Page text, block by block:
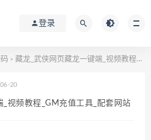
登录
> 藏龙_武侠网页藏龙一键端_视频教程_GM充值工具_配套网站_所需补丁以及其他
20
视频教程_GM充值工具_配套网站